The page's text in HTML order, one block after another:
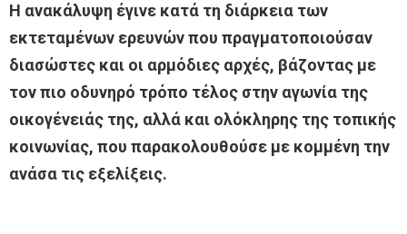
Η ανακάλυψη έγινε κατά τη διάρκεια των
εκτεταμένων ερευνών που πραγματοποιούσαν
διασώστες και οι αρμόδιες αρχές, βάζοντας με
τον πιο οδυνηρό τρόπο τέλος στην αγωνία της
οικογένειάς της, αλλά και ολόκληρης της τοπικής
κοινωνίας, που παρακολουθούσε με κομμένη την
ανάσα τις εξελίξεις.